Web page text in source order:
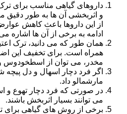
داروهای گیاهی مناسب برای ترک
و اثربخشی آن ها به طور
از این داروها باعث کاهش
ادامه به برخی از آن ها اشاره
همان طور که می دانید، ترک
همراه است. برای تخفیف این
مخدر، می توان از اسطخودوس و
اگر فرد دچار اسهال و دل
مارشمالو داد.
در صورتی که فرد دچار تهوع و
می توانند بسیار اثربخش باشند.
برخی از روش های گیاهی برای